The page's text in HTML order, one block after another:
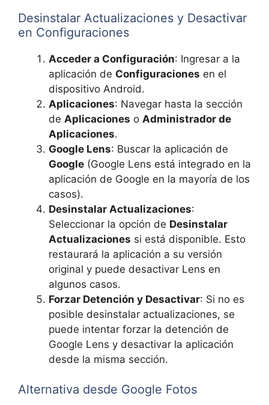
Desinstalar Actualizaciones y Desactivar
en Configuraciones
Acceder a Configuración: Ingresar a la
aplicación de Configuraciones en el
dispositivo Android.
Aplicaciones: Navegar hasta la sección
de Aplicaciones o Administrador de
Aplicaciones.
Google Lens: Buscar la aplicación de
Google (Google Lens está integrado en la
aplicación de Google en la mayoría de los
casos).
Desinstalar Actualizaciones:
Seleccionar la opción de Desinstalar
Actualizaciones si está disponible. Esto
restaurará la aplicación a su versión
original y puede desactivar Lens en
algunos casos.
Forzar Detención y Desactivar: Si no es
posible desinstalar actualizaciones, se
puede intentar forzar la detención de
Google Lens y desactivar la aplicación
desde la misma sección.
Alternativa desde Google Fotos